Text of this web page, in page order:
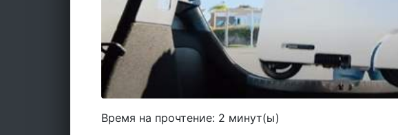
Время на прочтение: 2 минут(ы)